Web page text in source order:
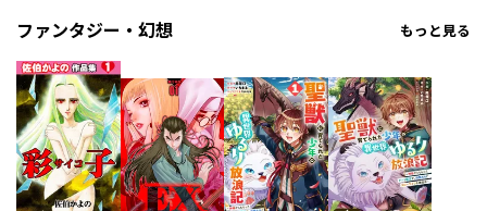
ファンタジー・幻想 もっと見る